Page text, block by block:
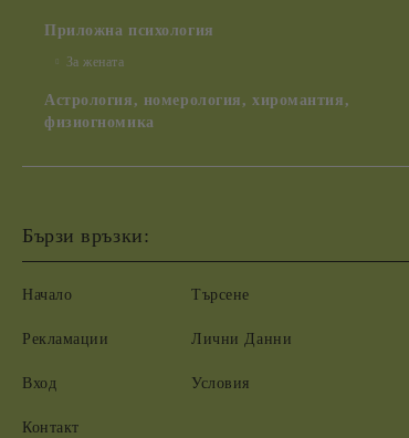
Приложна психология
За жената
Астрология, номерология, хиромантия,
физиогномика
Бързи връзки:
Начало
Рекламации
Вход
Контакт
Търсене
Лични Данни
Условия